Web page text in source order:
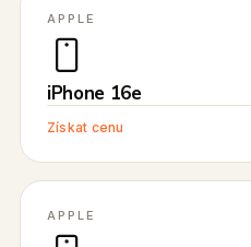
APPLE
iPhone 16e
Získat cenu
APPLE